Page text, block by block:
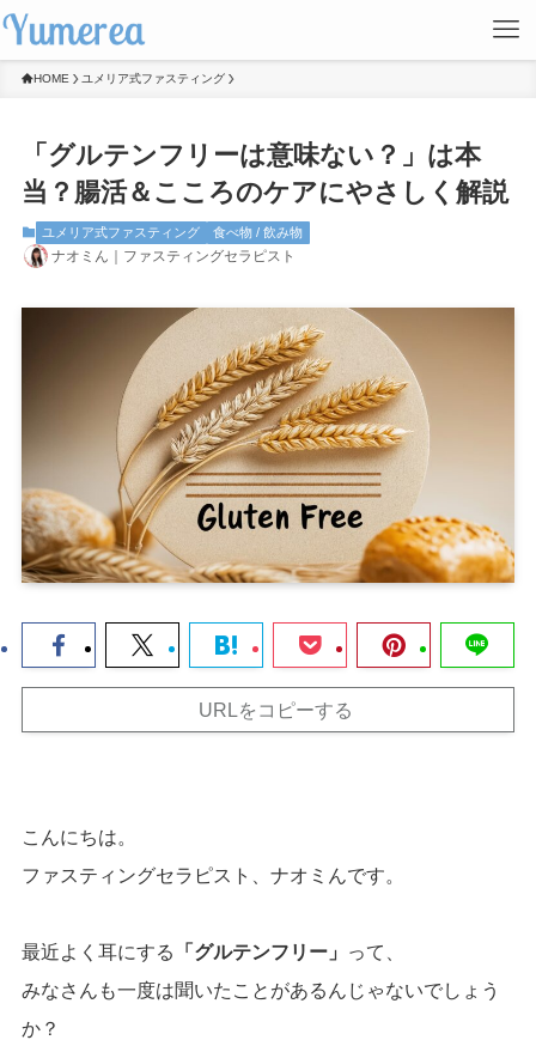
HOME ユメリア式ファスティング
「グルテンフリーは意味ない？」は本
当？腸活＆こころのケアにやさしく解説
ユメリア式ファスティング 食べ物 / 飲み物
ナオミん｜ファスティングセラピスト
URLをコピーする
こんにちは。
ファスティングセラピスト、ナオミんです。
最近よく耳にする 「グルテンフリー」
って、
みなさんも一度は聞いたことがあるんじゃないでしょう
か？